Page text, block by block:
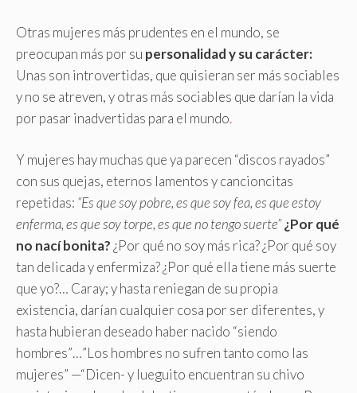
Otras mujeres más prudentes en el mundo, se
preocupan más por su personalidad y su carácter:
Unas son introvertidas, que quisieran ser más sociables
y no se atreven, y otras más sociables que darían la vida
por pasar inadvertidas para el mundo.
Y mujeres hay muchas que ya parecen “discos rayados”
con sus quejas, eternos lamentos y cancioncitas
repetidas: “Es que soy pobre, es que soy fea, es que estoy
enferma, es que soy torpe, es que no tengo suerte”¿Por qué
no nací bonita?¿Por qué no soy más rica? ¿Por qué soy
tan delicada y enfermiza? ¿Por qué ella tiene más suerte
que yo?… Caray; y hasta reniegan de su propia
existencia, darían cualquier cosa por ser diferentes, y
hasta hubieran deseado haber nacido “siendo
hombres”…”Los hombres no sufren tanto como las
mujeres” —“Dicen- y lueguito encuentran su chivo